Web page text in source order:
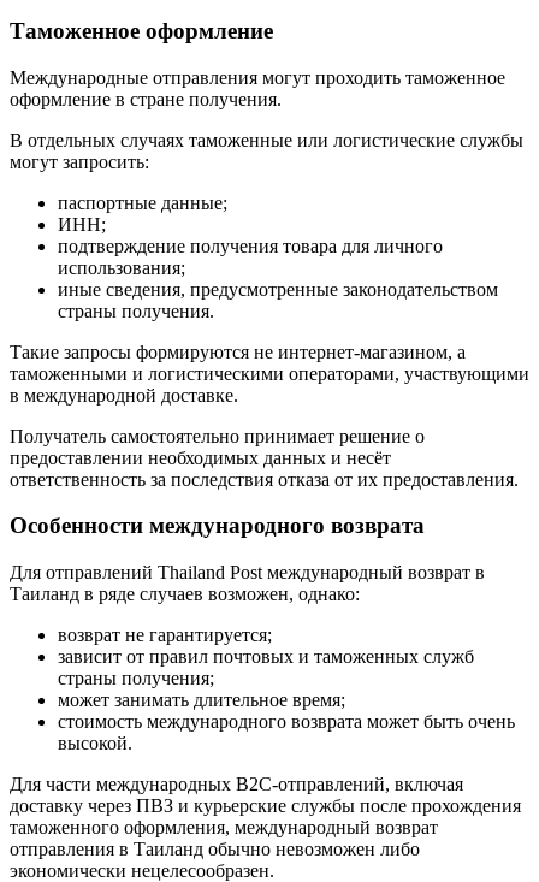
Таможенное оформление
Международные отправления могут проходить таможенное
оформление в стране получения.
В отдельных случаях таможенные или логистические службы
могут запросить:
паспортные данные;
ИНН;
подтверждение получения товара для личного
использования;
иные сведения, предусмотренные законодательством
страны получения.
Такие запросы формируются не интернет-магазином, а
таможенными и логистическими операторами, участвующими
в международной доставке.
Получатель самостоятельно принимает решение о
предоставлении необходимых данных и несёт
ответственность за последствия отказа от их предоставления.
Особенности международного возврата
Для отправлений Thailand Post международный возврат в
Таиланд в ряде случаев возможен, однако:
возврат не гарантируется;
зависит от правил почтовых и таможенных служб
страны получения;
может занимать длительное время;
стоимость международного возврата может быть очень
высокой.
Для части международных B2C-отправлений, включая
доставку через ПВЗ и курьерские службы после прохождения
таможенного оформления, международный возврат
отправления в Таиланд обычно невозможен либо
экономически нецелесообразен.